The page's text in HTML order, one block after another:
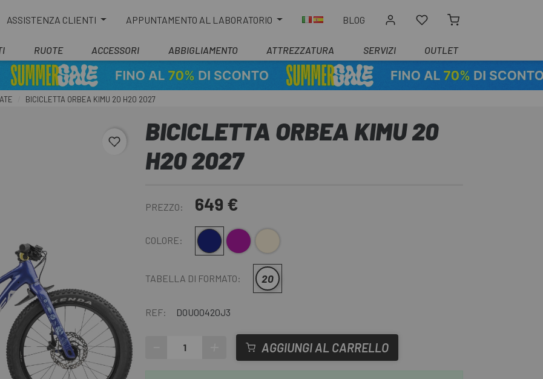
ASSISTENZA CLIENTI APPUNTAMENTO AL LABORATORIO BLOG
RUOTE ACCESSORI ABBIGLIAMENTO ATTREZZATURA SERVIZI OUTLET
BICICLETTA ORBEA KIMU 20 H20 2027
favorite_borderBICICLETTA ORBEA KIMU 20
H20 2027
PREZZO: 649 €
COLORE: Blu scuro Beige
TABELLA DI FORMATO: 20
REF: DOU00420J3
AGGIUNGI AL CARRELLO